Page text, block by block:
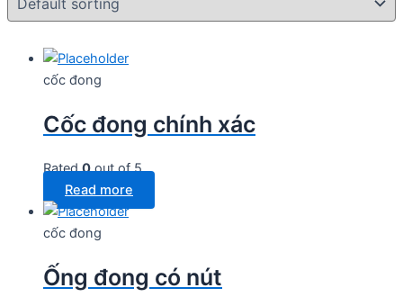
cốc đong
Cốc đong chính xác
Rated0out of 5
Read more
cốc đong
Ống đong có nút